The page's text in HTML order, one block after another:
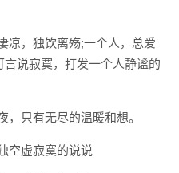
凉，独饮离殇;一个人，总爱
说寂寞，打发一个人静谧的
只有无尽的温暖和想。